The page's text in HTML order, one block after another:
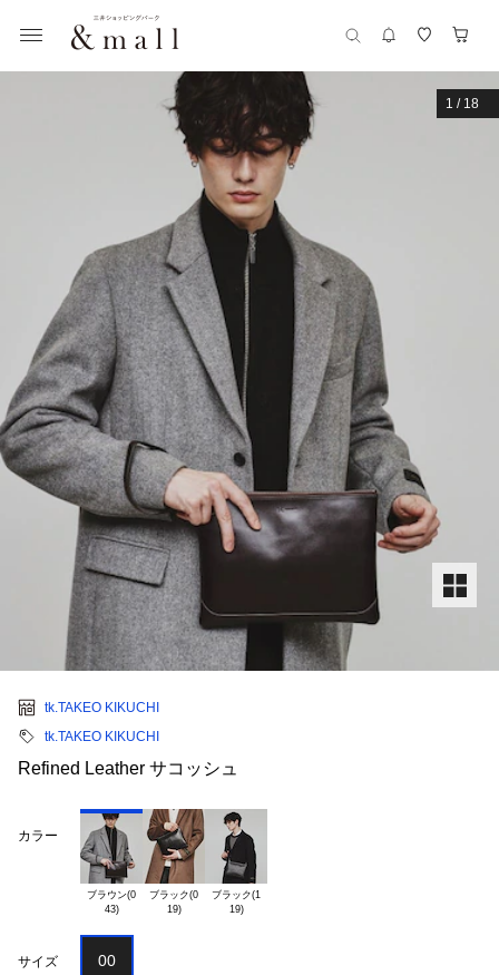
1 / 18
tk.TAKEO KIKUCHI
tk.TAKEO KIKUCHI
Refined Leather サコッシュ
カラー
ブラウン(0
43)
ブラック(0
19)
ブラック(1
19)
サイズ 00